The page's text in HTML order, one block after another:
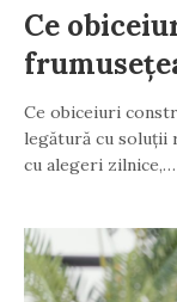
Ce
Ce obiceiuri
legătură cu soluții
cu alegeri zilnice,…